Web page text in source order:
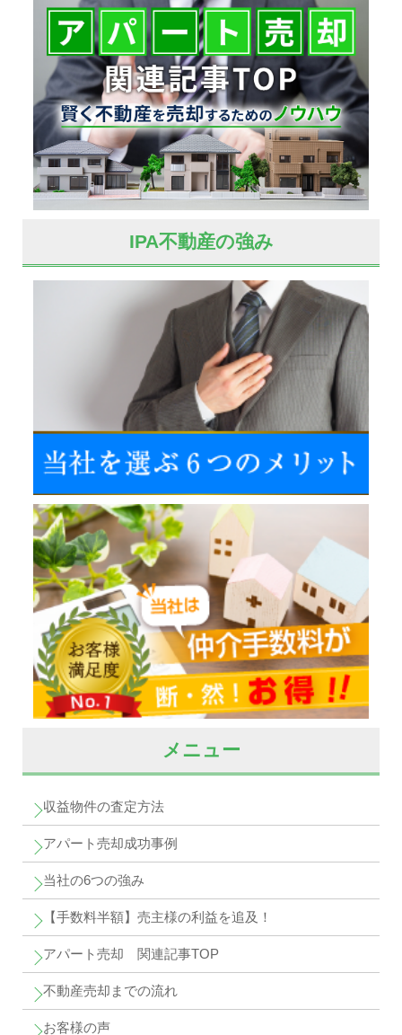
IPA不動産の強み
メニュー
収益物件の査定方法
アパート売却成功事例
当社の6つの強み
【手数料半額】売主様の利益を追及！
アパート売却 関連記事TOP
不動産売却までの流れ
お客様の声